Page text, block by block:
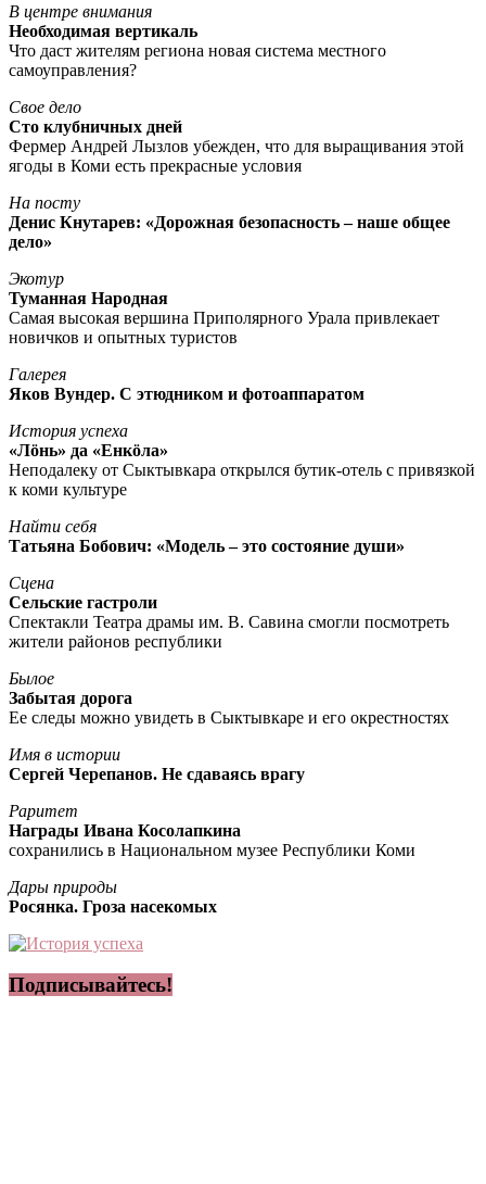
В центре внимания
Необходимая вертикаль
Что даст жителям региона новая система местного
самоуправления?
Свое дело
Сто клубничных дней
Фермер Андрей Лызлов убежден, что для выращивания этой
ягоды в Коми есть прекрасные условия
На посту
Денис Кнутарев: «Дорожная безопасность – наше общее
дело»
Экотур
Туманная Народная
Самая высокая вершина Приполярного Урала привлекает
новичков и опытных туристов
Галерея
Яков Вундер. С этюдником и фотоаппаратом
История успеха
«Лöнь» да «Енкöла»
Неподалеку от Сыктывкара открылся бутик-отель с привязкой
к коми культуре
Найти себя
Татьяна Бобович: «Модель – это состояние души»
Сцена
Сельские гастроли
Спектакли Театра драмы им. В. Савина смогли посмотреть
жители районов республики
Былое
Забытая дорога
Ее следы можно увидеть в Сыктывкаре и его окрестностях
Имя в истории
Сергей Черепанов. Не сдаваясь врагу
Раритет
Награды Ивана Косолапкина
сохранились в Национальном музее Республики Коми
Дары природы
Росянка. Гроза насекомых
Подписывайтесь!